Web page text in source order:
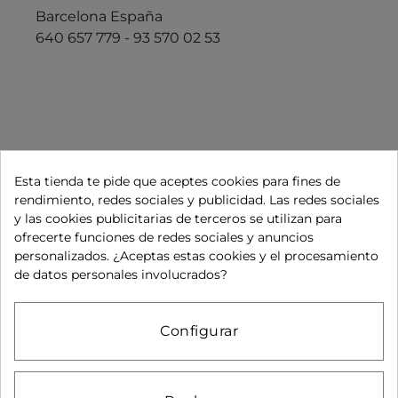
Barcelona España
640 657 779 - 93 570 02 53
Aviso legal Política de privacidad
Política de cookies Condiciones de compra
Esta tienda te pide que aceptes cookies para fines de
rendimiento, redes sociales y publicidad. Las redes sociales
y las cookies publicitarias de terceros se utilizan para
ofrecerte funciones de redes sociales y anuncios
personalizados. ¿Aceptas estas cookies y el procesamiento
de datos personales involucrados?
Configurar